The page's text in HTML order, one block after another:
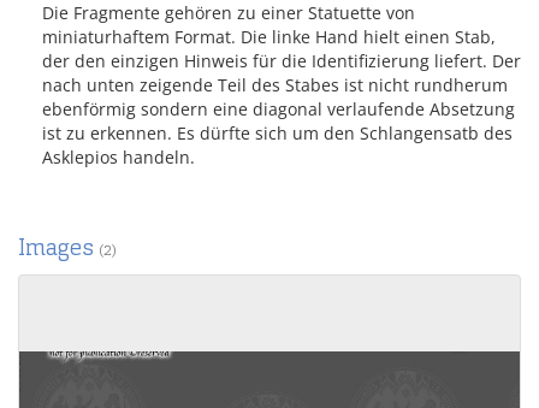
Die Fragmente gehören zu einer Statuette von
miniaturhaftem Format. Die linke Hand hielt einen Stab,
der den einzigen Hinweis für die Identifizierung liefert. Der
nach unten zeigende Teil des Stabes ist nicht rundherum
ebenförmig sondern eine diagonal verlaufende Absetzung
ist zu erkennen. Es dürfte sich um den Schlangensatb des
Asklepios handeln.
Images (2)